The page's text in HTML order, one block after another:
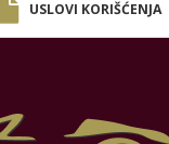
USLOVI KORIŠĆENJA